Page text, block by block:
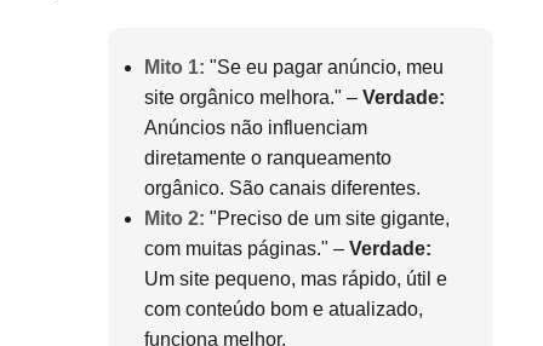
Mito 1: "Se eu pagar anúncio, meu
site orgânico melhora." – Verdade:
Anúncios não influenciam
diretamente o ranqueamento
orgânico. São canais diferentes.
Mito 2: "Preciso de um site gigante,
com muitas páginas." – Verdade:
Um site pequeno, mas rápido, útil e
com conteúdo bom e atualizado,
funciona melhor.